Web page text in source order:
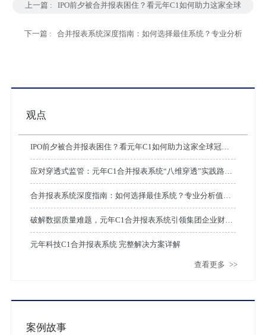
上一篇 :
IPO前夕被合并报表困住？看元年C1如何助力这家全球
下一篇 :
合并报表系统深度指南：如何选择最佳系统？专业分析
观点
IPO前夕被合并报表困住？看元年C1如何助力这家全球冠军
企业破局
应对穿透式监管：元年C1合并报表系统“八维穿透”实践路径
解析
合并报表系统深度指南：如何选择最佳系统？专业分析值得
收藏
破解数据质量难题，元年C1合并报表系统引领集团企业财务
智能化变革
元年科技C1合并报表系统 完整解决方案详解
查看更多 >>
案例故事